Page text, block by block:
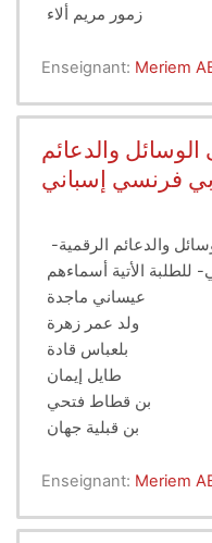
زمور مريم ألاء
Enseignant: Meriem
إمتحان ديون السنة الأولى الوسائل والدعائم
فرنسي إسباني
عيساني ماجدة
ولد عمر زهرة
بلعباس قادة
طايل إيمان
بن قطاط فتحي
بن قبلية جهان
Enseignant: Meriem